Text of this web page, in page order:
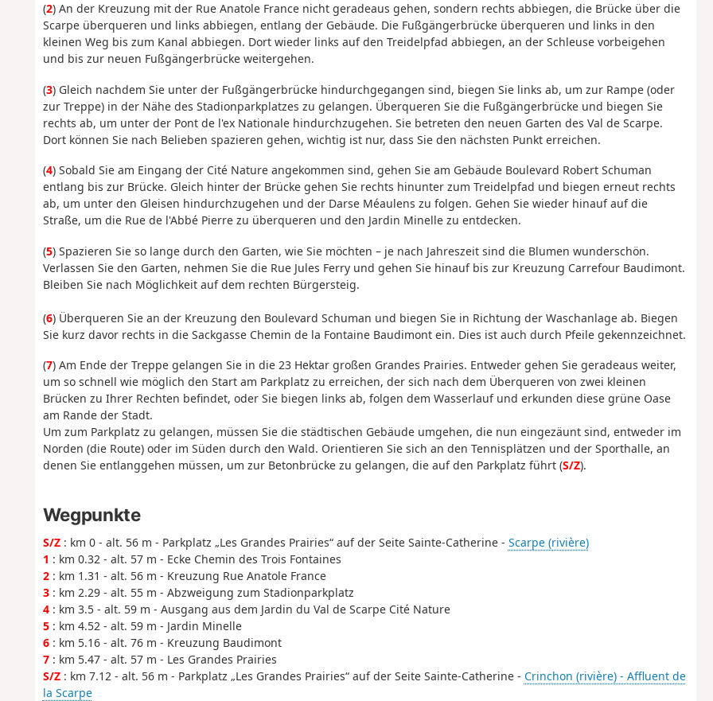
(2) An der Kreuzung mit der Rue Anatole France nicht geradeaus gehen, sondern rechts abbiegen, die Brücke über die
Scarpe überqueren und links abbiegen, entlang der Gebäude. Die Fußgängerbrücke überqueren und links in den
kleinen Weg bis zum Kanal abbiegen. Dort wieder links auf den Treidelpfad abbiegen, an der Schleuse vorbeigehen
und bis zur neuen Fußgängerbrücke weitergehen.
(3) Gleich nachdem Sie unter der Fußgängerbrücke hindurchgegangen sind, biegen Sie links ab, um zur Rampe (oder
zur Treppe) in der Nähe des Stadionparkplatzes zu gelangen. Überqueren Sie die Fußgängerbrücke und biegen Sie
rechts ab, um unter der Pont de l'ex Nationale hindurchzugehen. Sie betreten den neuen Garten des Val de Scarpe.
Dort können Sie nach Belieben spazieren gehen, wichtig ist nur, dass Sie den nächsten Punkt erreichen.
(4) Sobald Sie am Eingang der Cité Nature angekommen sind, gehen Sie am Gebäude Boulevard Robert Schuman
entlang bis zur Brücke. Gleich hinter der Brücke gehen Sie rechts hinunter zum Treidelpfad und biegen erneut rechts
ab, um unter den Gleisen hindurchzugehen und der Darse Méaulens zu folgen. Gehen Sie wieder hinauf auf die
Straße, um die Rue de l'Abbé Pierre zu überqueren und den Jardin Minelle zu entdecken.
(5) Spazieren Sie so lange durch den Garten, wie Sie möchten – je nach Jahreszeit sind die Blumen wunderschön.
Verlassen Sie den Garten, nehmen Sie die Rue Jules Ferry und gehen Sie hinauf bis zur Kreuzung Carrefour Baudimont.
Bleiben Sie nach Möglichkeit auf dem rechten Bürgersteig.
(6) Überqueren Sie an der Kreuzung den Boulevard Schuman und biegen Sie in Richtung der Waschanlage ab. Biegen
Sie kurz davor rechts in die Sackgasse Chemin de la Fontaine Baudimont ein. Dies ist auch durch Pfeile gekennzeichnet.
(7) Am Ende der Treppe gelangen Sie in die 23 Hektar großen Grandes Prairies. Entweder gehen Sie geradeaus weiter,
um so schnell wie möglich den Start am Parkplatz zu erreichen, der sich nach dem Überqueren von zwei kleinen
Brücken zu Ihrer Rechten befindet, oder Sie biegen links ab, folgen dem Wasserlauf und erkunden diese grüne Oase
am Rande der Stadt.
Um zum Parkplatz zu gelangen, müssen Sie die städtischen Gebäude umgehen, die nun eingezäunt sind, entweder im
Norden (die Route) oder im Süden durch den Wald. Orientieren Sie sich an den Tennisplätzen und der Sporthalle, an
denen Sie entlanggehen müssen, um zur Betonbrücke zu gelangen, die auf den Parkplatz führt (S/Z).
Wegpunkte
S/Z: km 0 - alt. 56 m - Parkplatz „Les Grandes Prairies“ auf der Seite Sainte-Catherine - Scarpe (rivière)
1 : km 0.32 - alt. 57 m - Ecke Chemin des Trois Fontaines
2: km 1.31 - alt. 56 m - Kreuzung Rue Anatole France
3: km 2.29 - alt. 55 m - Abzweigung zum Stadionparkplatz
4: km 3.5 - alt. 59 m - Ausgang aus dem Jardin du Val de Scarpe Cité Nature
5: km 4.52 - alt. 59 m - Jardin Minelle
6: km 5.16 - alt. 76 m - Kreuzung Baudimont
7: km 5.47 - alt. 57 m - Les Grandes Prairies
S/Z: km 7.12 - alt. 56 m - Parkplatz „Les Grandes Prairies“ auf der Seite Sainte-Catherine - Crinchon (rivière) - Affluent de
la Scarpe